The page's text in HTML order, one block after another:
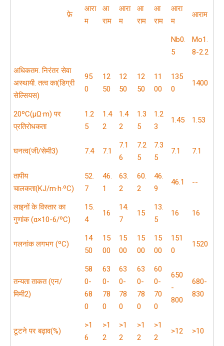
फ़े
आरा
म
आ
राम
आरा
म
आ
राम
आ
राम
आरा
म
आराम
Nb0.
5
Mo1.
8-2.2
अधिकतम. निरंतर सेवा
अस्थायी. तत्व का(डिग्री
सेल्सियस)
95
0
12
50
12
50
12
50
11
00
135
0
1400
20ºC(μΩ·m) पर
प्रतिरोधकता
1.2
5
1.4
2
1.4
2
1.3
5
1.2
3
1.45 1.53
घनत्व(जी/सेमी3) 7.4 7.1
7.1
6
7.2
5
7.3
5
7.1 7.1
तापीय
चालकता(KJ/m·h·ºC)
52.
7
46.
1
63.
2
60.
2
46.
9
46.1 --
लाइनों के विस्तार का
गुणांक (α×10-6/ºC)
15.
4
16
14.
7
15
13.
5
16 16
गलनांक लगभग (ºC)
14
50
15
00
15
00
15
00
15
00
151
0
1520
तन्यता ताकत (एन/
मिमी2)
58
0-
68
0
63
0-
78
0
63
0-
78
0
63
0-
78
0
60
0-
70
0
650
-
800
680-
830
टूटने पर बढ़ाव(%)
>1
6
>1
2
>1
2
>1
2
>1
2
>12 >10